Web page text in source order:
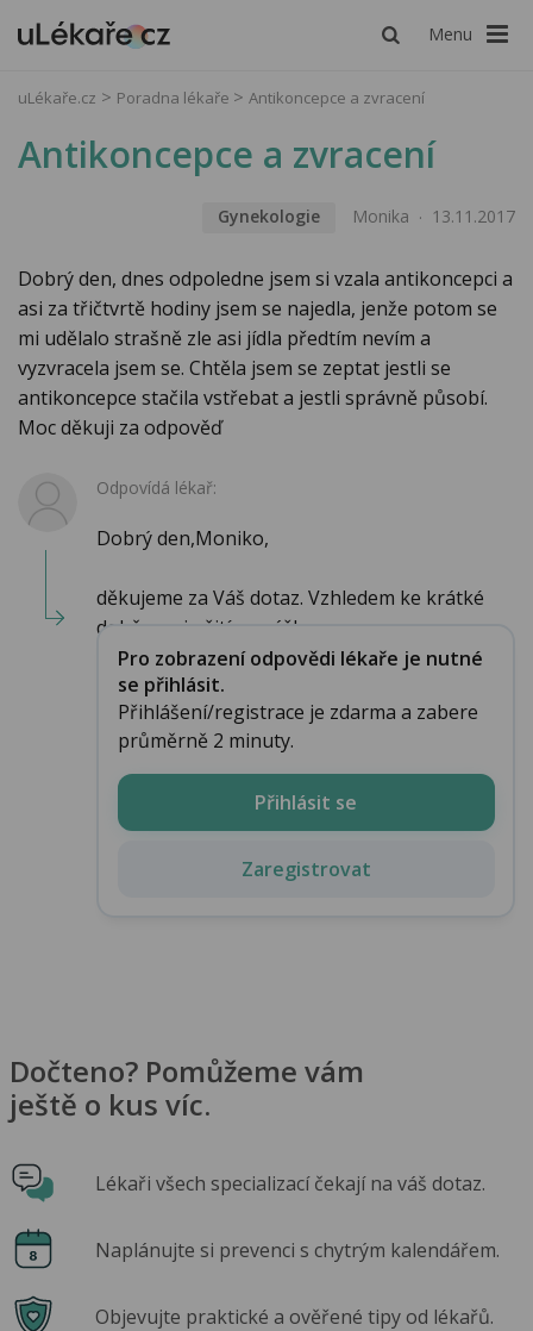
Menu
uLékaře.cz Poradna lékaře Antikoncepce a zvracení
Antikoncepce a zvracení
Gynekologie Monika 13.11.2017
Dobrý den, dnes odpoledne jsem si vzala antikoncepci a
asi za třičtvrtě hodiny jsem se najedla, jenže potom se
mi udělalo strašně zle asi jídla předtím nevím a
vyzvracela jsem se. Chtěla jsem se zeptat jestli se
antikoncepce stačila vstřebat a jestli správně působí.
Moc děkuji za odpověď
Odpovídá lékař:
Dobrý den,Moniko,
děkujeme za Váš dotaz. Vzhledem ke krátké
době mezi užitím prášku a...
Pro zobrazení odpovědi lékaře je nutné
se přihlásit.
Přihlášení/registrace je zdarma a zabere
průměrně 2 minuty.
Přihlásit se
Zaregistrovat
Dočteno? Pomůžeme vám
ještě o kus víc.
Lékaři všech specializací čekají na váš dotaz.
Naplánujte si prevenci s chytrým kalendářem.
Objevujte praktické a ověřené tipy od lékařů.